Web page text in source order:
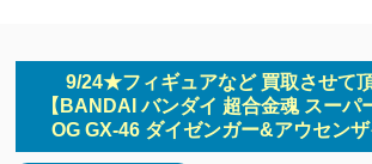
9/24★フィギュアなど 買取させて
【BANDAI バンダイ 超合金魂 スーパ
OG GX-46 ダイゼンガー&アウセンザ